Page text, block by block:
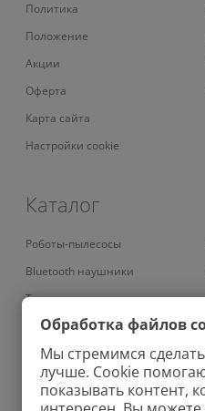
Политика
Положение
Акции
Оферта
Карта сайта
Настройки cookie
Каталог
Роботы-пылесосы
Bluetooth наушники
Телевизоры
Умные кондиционеры
Вертикальные пылесосы
Проекторы
Роботы-мойщики окон
Обработка файлов
Мы стремимся
лучше. Cookie
показывать контент,